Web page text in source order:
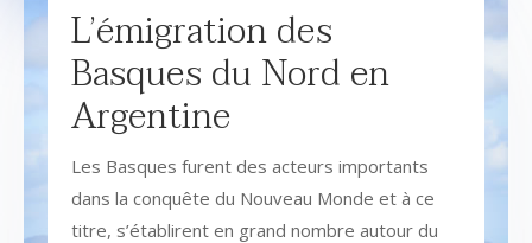
L’émigration des
Basques du Nord en
Argentine
Les Basques furent des acteurs importants
dans la conquête du Nouveau Monde et à ce
titre, s’établirent en grand nombre autour du